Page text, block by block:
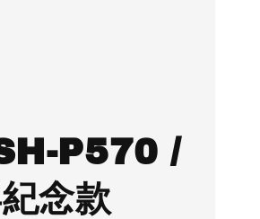
P570 /
念款